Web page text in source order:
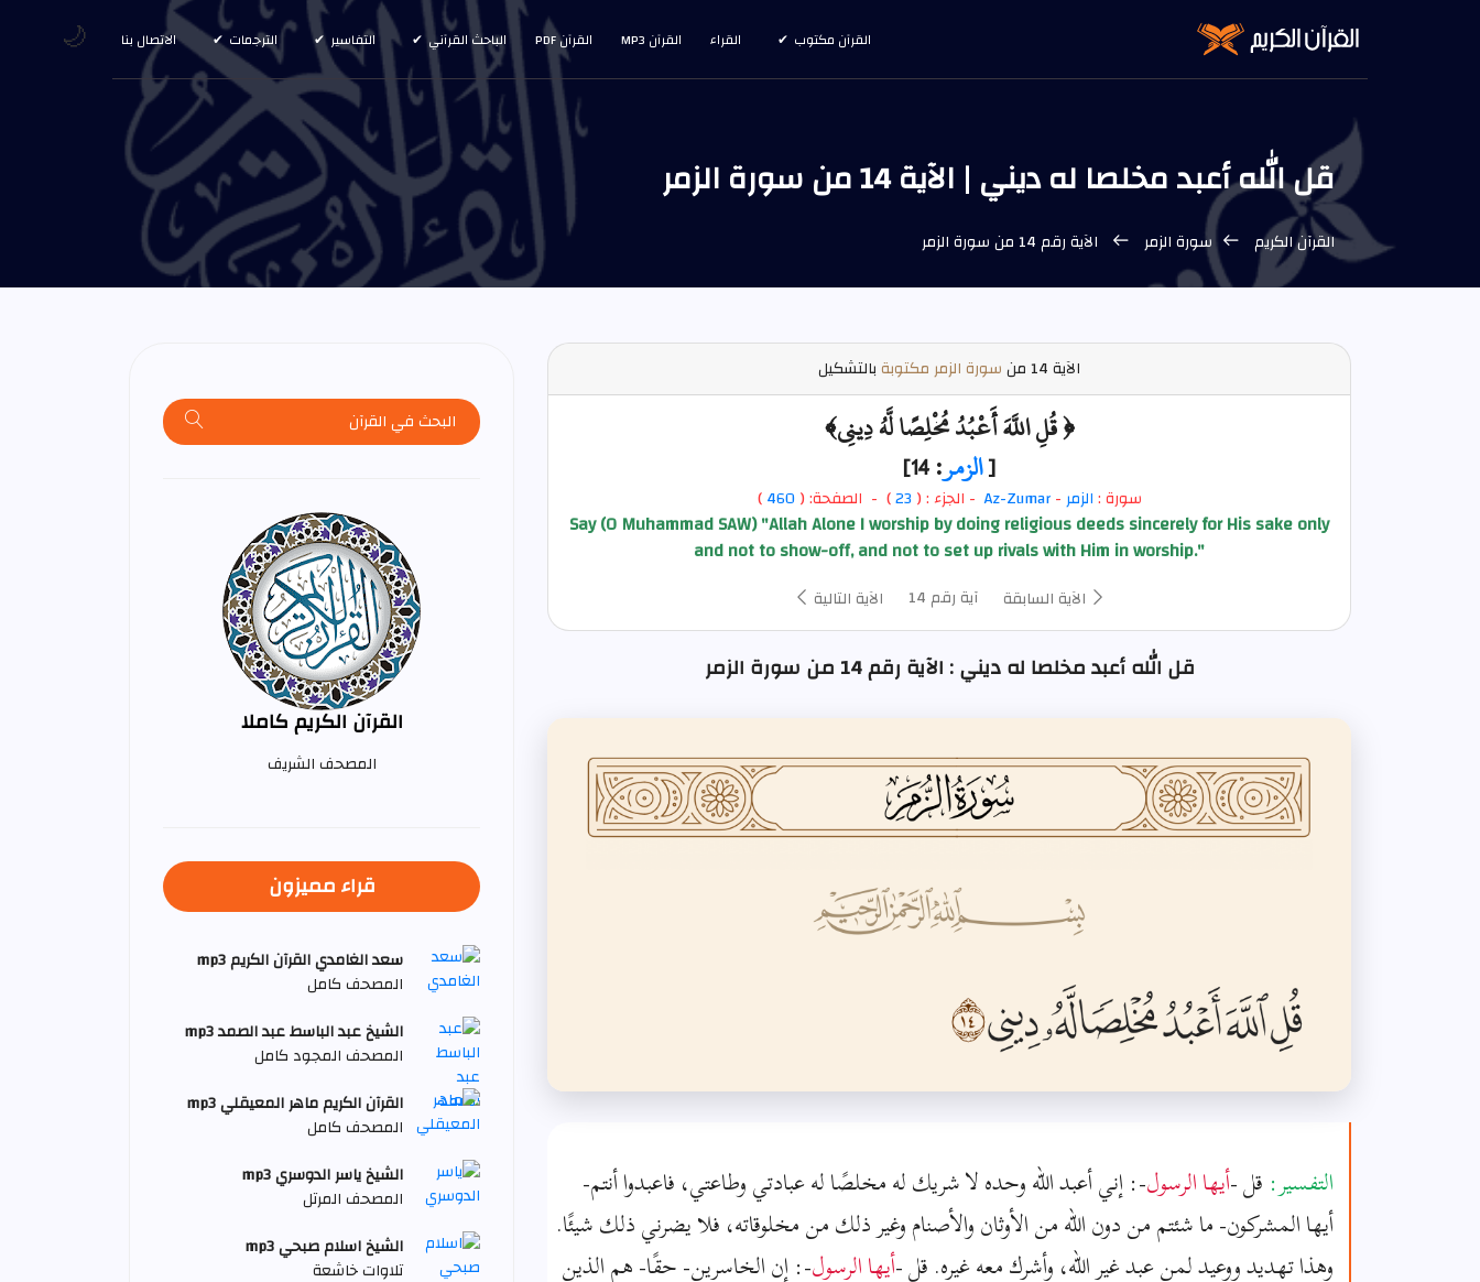
القرآن مكتوب القراء القرآن MP3 القرآن PDF الباحث القرآني التفاسير الترجمات الاتصال بنا
قل الله أعبد مخلصا له ديني | الآية 14 من سورة الزمر
القرآن الكريم سورة الزمر الآية رقم 14 من سورة الزمر
الآية سورة الزمر مكتوبةبالتشكيل
﴿ قُلِ اللَّهَ أَعْبُدُ مُخْلِصًا لَّهُ دِينِي﴾
[الزمر: 14]
سورة :الزمر-
Az-Zumar - الجزء : (23) - الصفحة: (460
)
Say (O Muhammad SAW) "Allah Alone I worship by doing religious deeds sincerely for His sake only
and not to show-off, and not to set up rivals with Him in worship."
الآية السابقة آية رقم 14 الآية التالية
قل الله أعبد مخلصا له ديني : الآية رقم 14 من سورة الزمر
التفسير: قل -أيها الرسول-: إني أعبد الله وحده لا شريك له مخلصًا له عبادتي وطاعتي، فاعبدوا أنتم-
أيها المشركون- ما شئتم من دون الله من الأوثان والأصنام وغير ذلك من مخلوقاته، فلا يضرني ذلك شيئًا.
وهذا تهديد ووعيد لمن عبد غير الله، وأشرك معه غيره. قل -أيها الرسول-: إن الخاسرين- حقًا- هم الذين
القرآن الكريم كاملا
المصحف الشريف
قراء مميزون
سعد الغامدي القرآن الكريم mp3
المصحف كامل
الشيخ عبد الباسط عبد الصمد mp3
المصحف المجود كامل
القرآن الكريم ماهر المعيقلي mp3
المصحف كامل
الشيخ ياسر الدوسري mp3
المصحف المرتل
الشيخ اسلام صبحي mp3
تلاوات خاشعة
🌙